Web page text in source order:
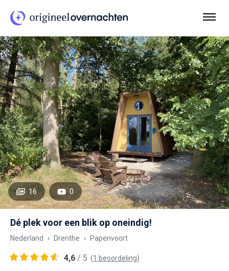
16 0
Dé plek voor een blik op oneindig!
Nederland Drenthe Papenvoort
4,6 / 5 (1 beoordeling)